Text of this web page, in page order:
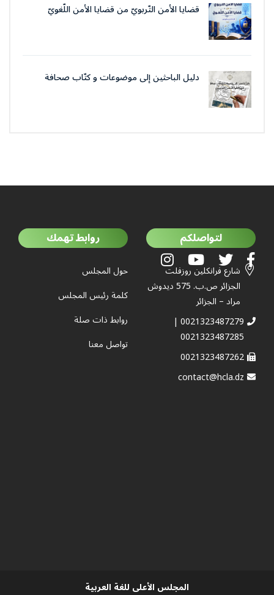
قضايا الأمن التّربويّ من قضايا الأمن اللّغويّ
دليل الباحثين إلى موضوعات و كتّاب صحافة
لتواصلكم
شارع فرانكلين روزفلت
الجزائر ص.ب. 575 ديدوش
مراد – الجزائر
0021323487279 |
0021323487285
0021323487262
contact@hcla.dz
روابط تهمك
حول المجلس
كلمة رئيس المجلس
روابط ذات صلة
تواصل معنا
المجلس الأعلى للغة العربية